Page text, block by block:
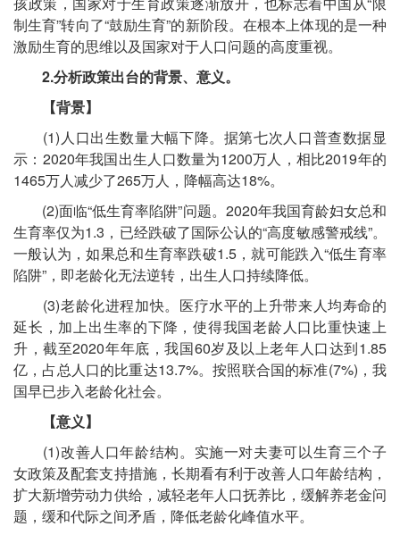
制生育”转向了“鼓励生育”的新阶段。在根本上体现的是一种
激励生育的思维以及国家对于人口问题的高度重视。
2.分析政策出台的背景、意义。
【背景】
(1)人口出生数量大幅下降。据第七次人口普查数据显
示：2020年我国出生人口数量为1200万人，相比2019年的
1465万人减少了265万人，降幅高达18%。
(2)面临“低生育率陷阱”问题。2020年我国育龄妇女总和
生育率仅为1.3，已经跌破了国际公认的“高度敏感警戒线”。
一般认为，如果总和生育率跌破1.5，就可能跌入“低生育率
陷阱”，即老龄化无法逆转，出生人口持续降低。
(3)老龄化进程加快。医疗水平的上升带来人均寿命的
延长，加上出生率的下降，使得我国老龄人口比重快速上
升，截至2020年年底，我国60岁及以上老年人口达到1.85
亿，占总人口的比重达13.7%。按照联合国的标准(7%)，我
国早已步入老龄化社会。
【意义】
(1)改善人口年龄结构。实施一对夫妻可以生育三个子
女政策及配套支持措施，长期看有利于改善人口年龄结构，
扩大新增劳动力供给，减轻老年人口抚养比，缓解养老金问
题，缓和代际之间矛盾，降低老龄化峰值水平。